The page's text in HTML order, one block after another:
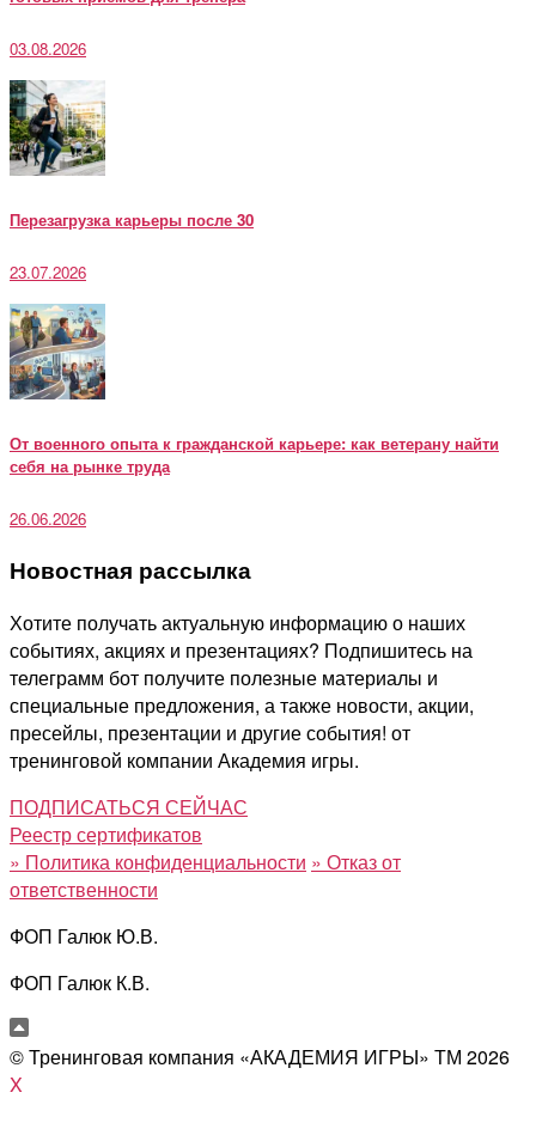
03.08.2026
Перезагрузка карьеры после 30
23.07.2026
От военного опыта к гражданской карьере: как ветерану найти
себя на рынке труда
26.06.2026
Новостная рассылка
Хотите получать актуальную информацию о наших
событиях, акциях и презентациях? Подпишитесь на
телеграмм бот получите полезные материалы и
специальные предложения, а также новости, акции,
пресейлы, презентации и другие события! от
тренинговой компании Академия игры.
ПОДПИСАТЬСЯ СЕЙЧАС
Реестр сертификатов
» Политика конфиденциальности » Отказ от
ответственности
ФОП Галюк Ю.В.
ФОП Галюк К.В.
© Тренинговая компания «АКАДЕМИЯ ИГРЫ» ТМ 2026
X